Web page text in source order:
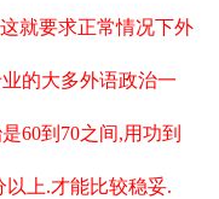
就要求正常情况下外
的大多外语政治一
60到70之间,用功到
以上.才能比较稳妥.